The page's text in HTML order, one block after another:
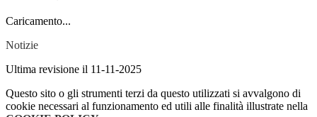
Caricamento...
Notizie
Ultima revisione il 11-11-2025
Questo sito o gli strumenti terzi da questo utilizzati si avvalgono di
cookie necessari al funzionamento ed utili alle finalità illustrate nella